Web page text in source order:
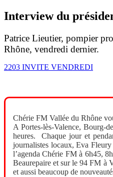
Interview du
Patrice Lieutier, pompier
Rhône, vendredi dernier.
2203 INVITE VENDREDI
Chérie FM Vallée du Rhône
A Portes-lès-Valence, Bourg-
heures. Chaque jour et
journalistes locaux, Eva
l’agenda Chérie FM à 6h45,
Beaurepaire et sur le 94 FM à
et aussi beaucoup de